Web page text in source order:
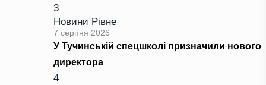
3
Новини Рівне
7 серпня 2026
У Тучинській спецшколі призначили нового
директора
4